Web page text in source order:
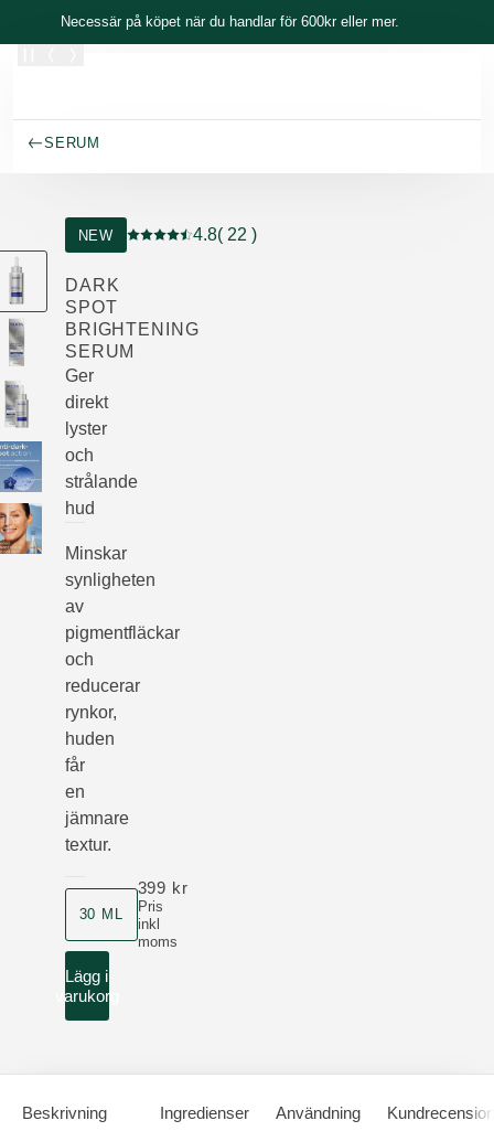
Necessär på köpet när du handlar för 600kr eller mer.
SERUM
NEW
Nuvarande betyg: 4.8 av 5 stjärnor Betygsatt
4.8( 22 )
DARK
SPOT
BRIGHTENING
SERUM
Ger
direkt
lyster
och
strålande
hud
Minskar
synligheten
av
pigmentfläckar
och
reducerar
rynkor,
huden
får
en
jämnare
textur.
30 ML
Pris
inkl
moms
399 kr
Lägg i
varukorg
Beskrivning Ingredienser Användning